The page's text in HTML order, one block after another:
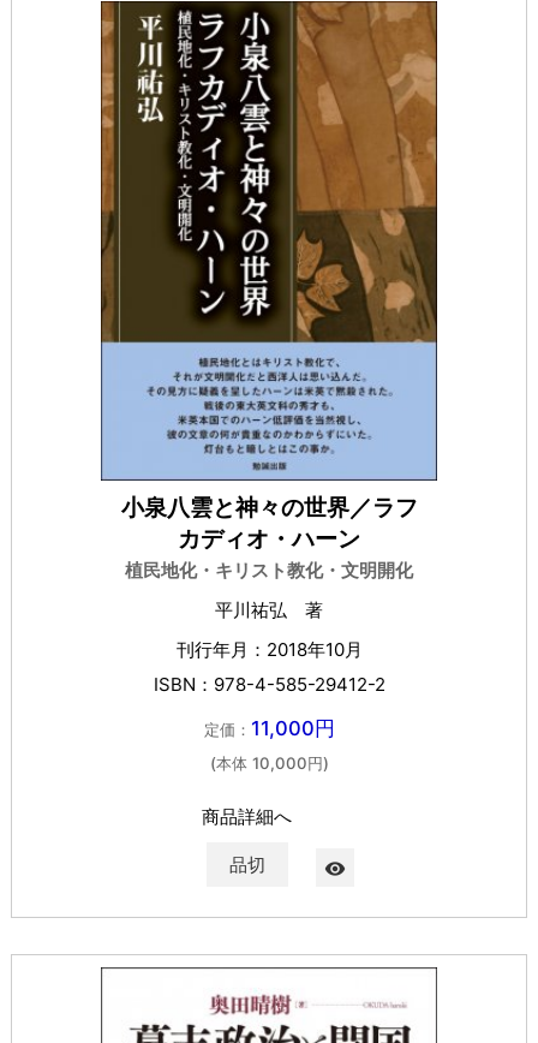
小泉八雲と神々の世界／ラフ
カディオ・ハーン
植民地化・キリスト教化・文明開化
平川祐弘 著
刊行年月：2018年10月
ISBN：978-4-585-29412-2
定価： 11,000円
(本体 10,000円)
商品詳細へ
品切 visibility